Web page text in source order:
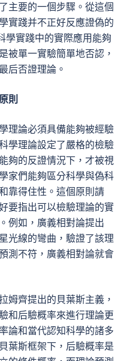
主要的一個步驟。從這個
實踐并不正好反應證偽的
學實踐中的實際應用能夠
被單一實驗簡單地否認，
后否證理論。
則
理論必須具備能夠被經驗
學理論設定了嚴格的檢驗
夠的反證情況下，才被視
家們能夠區分科學與偽科
靠得住性。這個原則請
要指出可以檢驗理論的實
例如，廣義相對論提出
光線的彎曲，驗證了該理
測不符，廣義相對論就會
姆齊提出的貝葉斯主義，
和后驗概率來進行理論更
論和當代認知科學的諸多
葉斯框架下，后驗概率是